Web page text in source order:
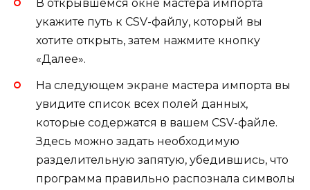
В открывшемся окне мастера импорта
укажите путь к CSV-файлу, который вы
хотите открыть, затем нажмите кнопку
«Далее».
На следующем экране мастера импорта вы
увидите список всех полей данных,
которые содержатся в вашем CSV-файле.
Здесь можно задать необходимую
разделительную запятую, убедившись, что
программа правильно распознала символы